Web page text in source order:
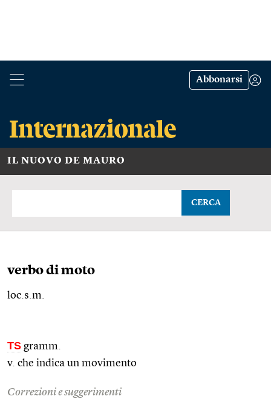
Abbonarsi
IL NUOVO DE MAURO
CERCA
verbo di moto
loc.s.m.
TS gramm.
v. che indica un movimento
Correzioni e suggerimenti